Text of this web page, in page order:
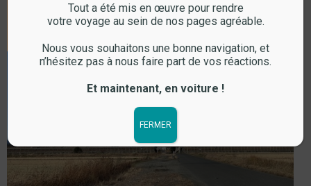
Voyage
Tout a été mis en œuvre pour rendre
votre voyage au sein de nos pages agréable.
Nous vous souhaitons une bonne navigation, et
n’hésitez pas à nous faire part de vos réactions.
Et maintenant, en voiture !
FERMER